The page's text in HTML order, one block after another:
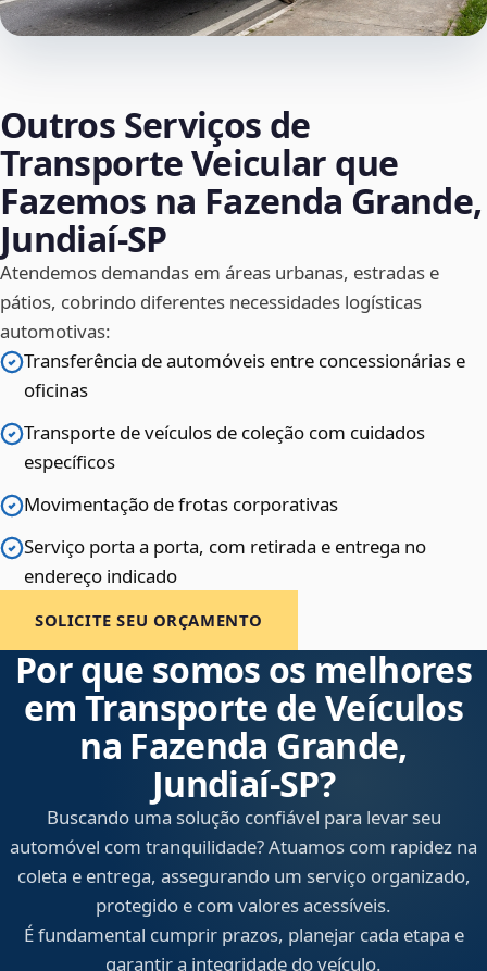
Outros Serviços de
Transporte Veicular que
Fazemos na Fazenda Grande,
Jundiaí‑SP
Atendemos demandas em áreas urbanas, estradas e
pátios, cobrindo diferentes necessidades logísticas
automotivas:
Transferência de automóveis entre concessionárias e
oficinas
Transporte de veículos de coleção com cuidados
específicos
Movimentação de frotas corporativas
Serviço porta a porta, com retirada e entrega no
endereço indicado
SOLICITE SEU ORÇAMENTO
Por que somos os melhores
em Transporte de Veículos
na Fazenda Grande,
Jundiaí‑SP?
Buscando uma solução confiável para levar seu
automóvel com tranquilidade? Atuamos com rapidez na
coleta e entrega, assegurando um serviço organizado,
protegido e com valores acessíveis.
É fundamental cumprir prazos, planejar cada etapa e
garantir a integridade do veículo.